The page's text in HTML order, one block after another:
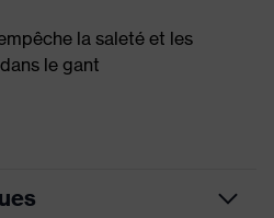
la saleté et les
le gant